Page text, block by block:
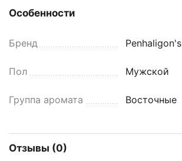
Особенности
Бренд Penhaligon's
Пол Мужской
Группа аромата Восточные
Отзывы (0)